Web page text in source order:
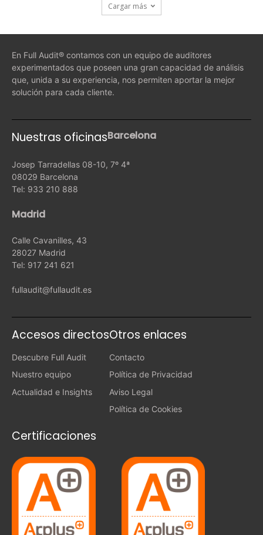
Cargar más
En Full Audit® contamos con un equipo de auditores
experimentados que poseen una gran capacidad de análisis
que, unida a su experiencia, nos permiten aportar la mejor
solución para cada cliente.
Nuestras oficinasBarcelona
Josep Tarradellas 08-10, 7º 4ª
08029 Barcelona
Tel: 933 210 888
Madrid
Calle Cavanilles, 43
28027 Madrid
Tel: 917 241 621
fullaudit@fullaudit.es
Accesos directos
Descubre Full Audit
Nuestro equipo
Actualidad e Insights
Otros enlaces
Contacto
Política de Privacidad
Aviso Legal
Política de Cookies
Certificaciones